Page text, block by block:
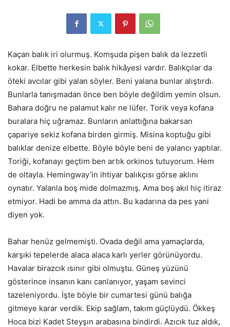
Kaçan balık iri olurmuş. Komşuda pişen balık da lezzetli
kokar. Elbette herkesin balık hikâyesi vardır. Balıkçılar da
öteki avcılar gibi yalan söyler. Beni yalana bunlar alıştırdı.
Bunlarla tanışmadan önce ben böyle değildim yemin olsun.
Bahara doğru ne palamut kalır ne lüfer. Torik veya kofana
buralara hiç uğramaz. Bunların anlattığına bakarsan
çapariye sekiz kofana birden girmiş. Misina koptuğu gibi
balıklar denize elbette. Böyle böyle beni de yalancı yaptılar.
Toriği, kofanayı geçtim ben artık orkinos tutuyorum. Hem
de oltayla. Hemingway’in ihtiyar balıkçısı görse aklını
oynatır. Yalanla boş mide dolmazmış. Ama boş akıl hiç itiraz
etmiyor. Hadi be amma da attın. Bu kadarına da pes yani
diyen yok.
Bahar henüz gelmemişti. Ovada değil ama yamaçlarda,
karşıki tepelerde alaca alaca karlı yerler görünüyordu.
Havalar birazcık ısınır gibi olmuştu. Güneş yüzünü
gösterince insanın kanı canlanıyor, yaşam sevinci
tazeleniyordu. İşte böyle bir cumartesi günü balığa
gitmeye karar verdik. Ekip sağlam, takım güçlüydü. Ökkeş
Hoca bizi Kadet Steyşın arabasına bindirdi. Azıcık tuz aldık,